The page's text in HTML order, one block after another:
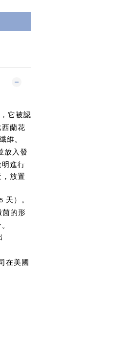
它被認
蘭花
維。
放入發
進行
放置
天）。
菌的形
在美國